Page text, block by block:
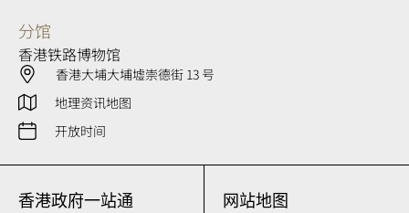
分馆
香港铁路博物馆
香港大埔大埔墟崇德街 13 号
地理资讯地图
开放时间
香港政府一站通
网站地图